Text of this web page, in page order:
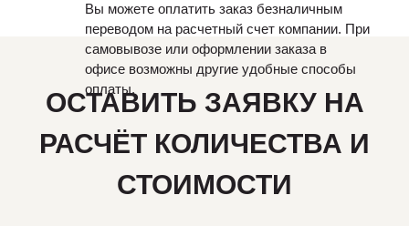
Вы можете оплатить заказ безналичным
переводом на расчетный счет компании. При
самовывозе или оформлении заказа в
офисе возможны другие удобные способы
оплаты.
ОСТАВИТЬ ЗАЯВКУ НА
РАСЧЁТ КОЛИЧЕСТВА И
СТОИМОСТИ